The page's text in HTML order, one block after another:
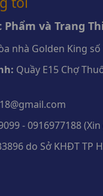
và Trang
nhà Golden King
Quầy E15 Chợ
- 0916977188
do Sở KHĐT TP